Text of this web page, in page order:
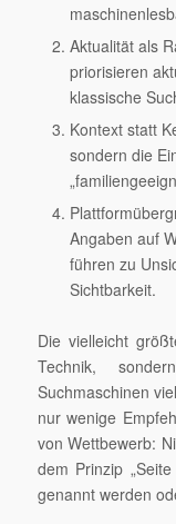
Aktualität als
priorisieren
klassische
Kontext statt
sondern die
Angaben auf
führen zu
Sichtbarkeit.
Die vielleicht
Technik,
Suchmaschinen
nur wenige
von Wettbewerb:
dem Prinzip
genannt werden